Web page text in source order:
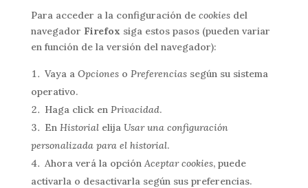
Para acceder a la configuración de cookiesdel
navegador Firefox siga estos pasos (pueden variar
en función de la versión del navegador):
Vaya a Opcioneso Preferenciassegún su sistema
operativo.
Haga click en Privacidad.
En Historialelija Usar una configuración
personalizada para el historial.
Ahora verá la opción Aceptar cookies, puede
activarla o desactivarla según sus preferencias.